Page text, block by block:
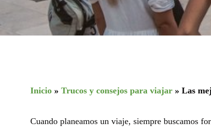
Inicio » Trucos y consejos para viajar » Las
Cuando planeamos un viaje, siempre buscamos